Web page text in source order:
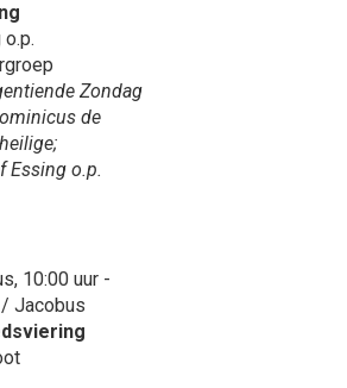
Zondag
de
Essing o.p.
10:00 uur -
Jacobus